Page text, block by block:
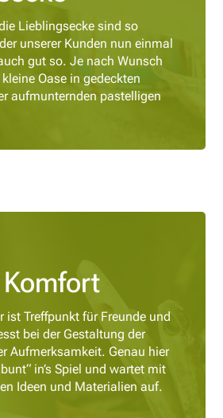
Lieblingsecke sind so
unserer Kunden nun einmal
gut so. Je nach Wunsch
Oase in gedeckten
aufmunternden pastelligen
ist Treffpunkt für Freunde und
bei der Gestaltung der
Aufmerksamkeit. Genau hier
in’s Spiel und wartet mit
Ideen und Materialien auf.